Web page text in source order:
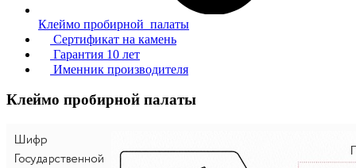
Клеймо пробирной палаты
Сертификат на камень
Гарантия 10 лет
Именник производителя
Клеймо пробирной палаты